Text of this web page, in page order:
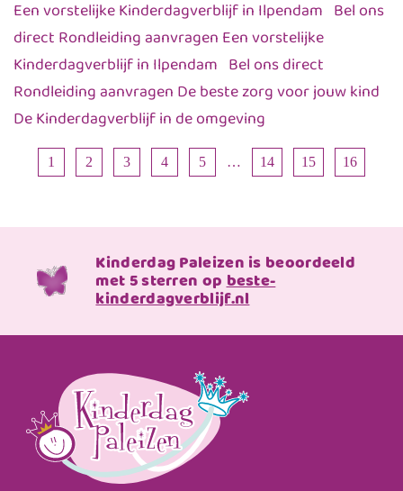
Een vorstelijke Kinderdagverblijf in Ilpendam Bel ons
direct Rondleiding aanvragen Een vorstelijke
Kinderdagverblijf in Ilpendam Bel ons direct
Rondleiding aanvragen De beste zorg voor jouw kind
De Kinderdagverblijf in de omgeving
1 2 3 4 5 … 14 15 16
Kinderdag Paleizen is beoordeeld
met 5 sterren opbeste-
kinderdagverblijf.nl